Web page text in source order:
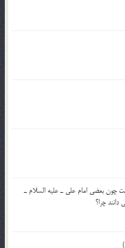
معصوم بالاتر است چون بعضي امام علي ـ عليه السلام ـ
چرا؟